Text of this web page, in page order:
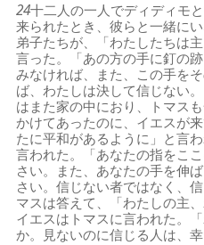
24十二人の一人でディディモ
来られたとき、彼らと一緒に
弟子たちが、「わたしたちは
言った。「あの方の手に釘の
みなければ、また、この手を
ば、わたしは決して信じない
はまた家の中におり、トマス
かけてあったのに、イエスが
たに平和があるように」と言
言われた。「あなたの指をこ
さい。また、あなたの手を伸
さい。信じない者ではなく、
マスは答えて、「わたしの主
イエスはトマスに言われた。
か。見ないのに信じる人は、幸